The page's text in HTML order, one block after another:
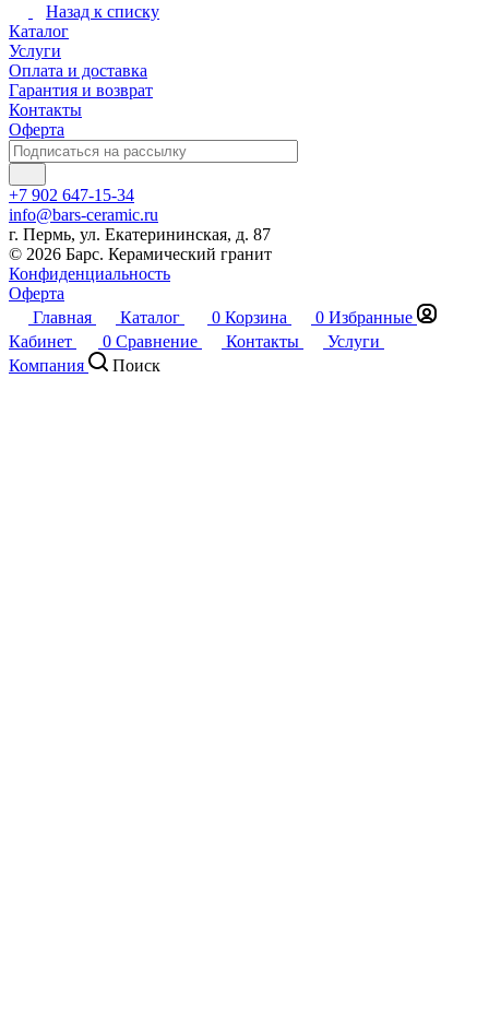
Назад к списку
Каталог
Услуги
Оплата и доставка
Гарантия и возврат
Контакты
Оферта
+7 902 647-15-34
info@bars-ceramic.ru
г. Пермь, ул. Екатерининская, д. 87
© 2026 Барс. Керамический гранит
Конфиденциальность
Оферта
Главная
Каталог 0 Корзина 0 Избранные
Кабинет
0 Сравнение Контакты
Услуги
Компания
Поиск